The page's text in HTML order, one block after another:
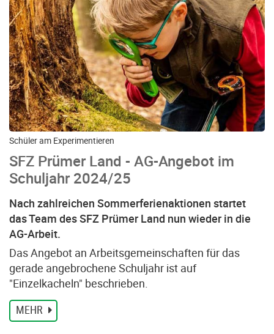
Schüler am Experimentieren
SFZ Prümer Land - AG-Angebot im
Schuljahr 2024/25
Nach zahlreichen Sommerferienaktionen startet
das Team des SFZ Prümer Land nun wieder in die
AG-Arbeit.
Das Angebot an Arbeitsgemeinschaften für das
gerade angebrochene Schuljahr ist auf
"Einzelkacheln" beschrieben.
MEHR